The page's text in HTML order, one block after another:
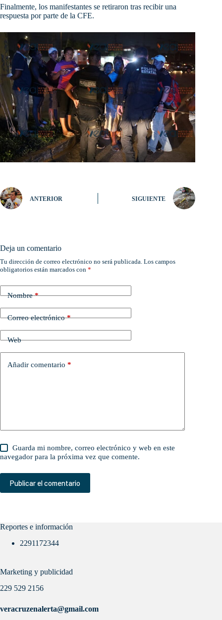
Finalmente, los manifestantes se retiraron tras recibir una
respuesta por parte de la CFE.
ANTERIOR SIGUIENTE
Deja un comentario
Tu dirección de correo electrónico no será publicada. Los campos
obligatorios están marcados con *
Nombre*
Correo electrónico*
Web
Añadir comentario *
Guarda mi nombre, correo electrónico y web en este
navegador para la próxima vez que comente.
Publicar el comentario
Reportes e información
2291172344
Marketing y publicidad
229 529 2156
veracruzenalerta@gmail.com